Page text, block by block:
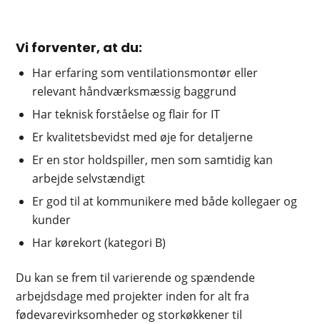
Vi forventer, at du:
Har erfaring som ventilationsmontør eller
relevant håndværksmæssig baggrund
Har teknisk forståelse og flair for IT
Er kvalitetsbevidst med øje for detaljerne
Er en stor holdspiller, men som samtidig kan
arbejde selvstændigt
Er god til at kommunikere med både kollegaer og
kunder
Har kørekort (kategori B)
Du kan se frem til varierende og spændende
arbejdsdage med projekter inden for alt fra
fødevarevirksomheder og storkøkkener til